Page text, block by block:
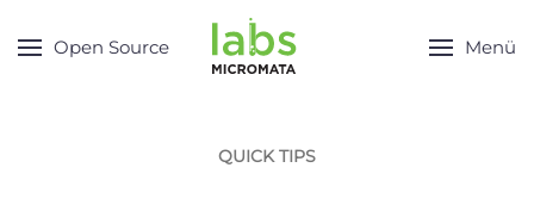
Open Source Menü
QUICK TIPS